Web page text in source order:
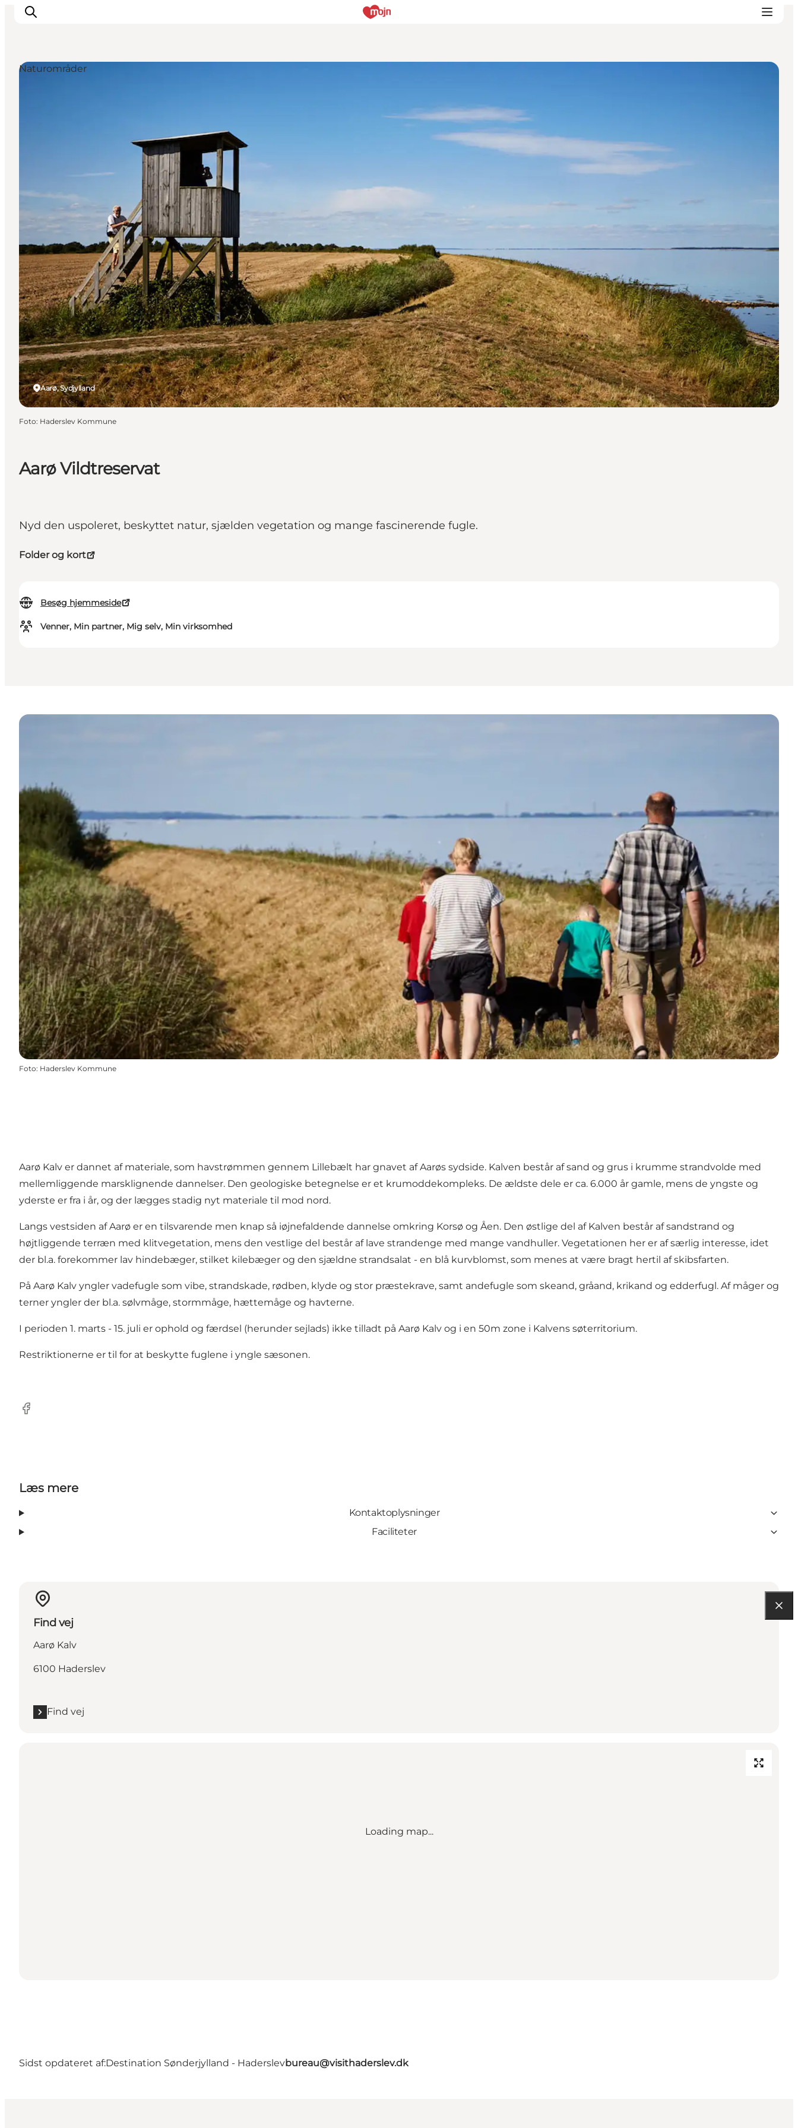
Aarø Vildtreservat
Nyd den uspoleret, beskyttet natur, sjælden vegetation og mange fascinerende fugle.
Folder og kort
Besøg hjemmeside
Venner, Min partner, Mig selv, Min virksomhed
Aarø, Sydjylland
Naturområder
Foto: Haderslev Kommune
Foto: Haderslev Kommune
Aarø Kalv er dannet af materiale, som havstrømmen gennem Lillebælt har gnavet af Aarøs sydside. Kalven består af sand og grus i krumme strandvolde med
mellemliggende marsklignende dannelser. Den geologiske betegnelse er et krumoddekompleks. De ældste dele er ca. 6.000 år gamle, mens de yngste og
yderste er fra i år, og der lægges stadig nyt materiale til mod nord.
Langs vestsiden af Aarø er en tilsvarende men knap så iøjnefaldende dannelse omkring Korsø og Åen. Den østlige del af Kalven består af sandstrand og
højtliggende terræn med klitvegetation, mens den vestlige del består af lave strandenge med mange vandhuller. Vegetationen her er af særlig interesse, idet
der bl.a. forekommer lav hindebæger, stilket kilebæger og den sjældne strandsalat - en blå kurvblomst, som menes at være bragt hertil af skibsfarten.
På Aarø Kalv yngler vadefugle som vibe, strandskade, rødben, klyde og stor præstekrave, samt andefugle som skeand, gråand, krikand og edderfugl. Af måger og
terner yngler der bl.a. sølvmåge, stormmåge, hættemåge og havterne.
I perioden 1. marts - 15. juli er ophold og færdsel (herunder sejlads) ikke tilladt på Aarø Kalv og i en 50m zone i Kalvens søterritorium.
Restriktionerne er til for at beskytte fuglene i yngle sæsonen.
Facebook
Læs mere
Kontaktoplysninger
Faciliteter
Find vej
Aarø Kalv
6100 Haderslev
Find vej
Loading map...
Sidst opdateret af:Destination Sønderjylland - Haderslevbureau@visithaderslev.dk